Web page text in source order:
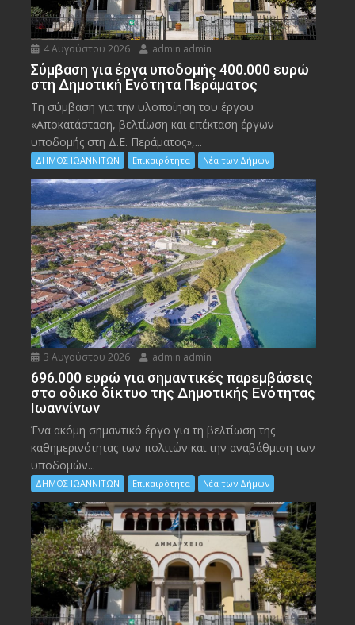
4 Αυγούστου 2026 admin admin
Σύμβαση για έργα υποδομής 400.000 ευρώ
στη Δημοτική Ενότητα Περάματος
Τη σύμβαση για την υλοποίηση του έργου
«Αποκατάσταση, βελτίωση και επέκταση έργων
υποδομής στη Δ.Ε. Περάματος»,...
ΔΗΜΟΣ ΙΩΑΝΝΙΤΩΝ Επικαιρότητα Νέα των Δήμων
3 Αυγούστου 2026 admin admin
696.000 ευρώ για σημαντικές παρεμβάσεις
στο οδικό δίκτυο της Δημοτικής Ενότητας
Ιωαννίνων
Ένα ακόμη σημαντικό έργο για τη βελτίωση της
καθημερινότητας των πολιτών και την αναβάθμιση των
υποδομών...
ΔΗΜΟΣ ΙΩΑΝΝΙΤΩΝ Επικαιρότητα Νέα των Δήμων